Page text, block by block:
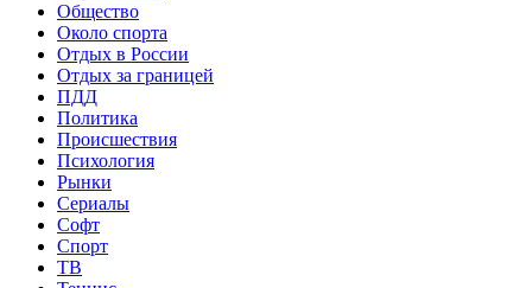
Общество
Около спорта
Отдых в России
Отдых за границей
ПДД
Политика
Происшествия
Психология
Рынки
Сериалы
Софт
Спорт
ТВ